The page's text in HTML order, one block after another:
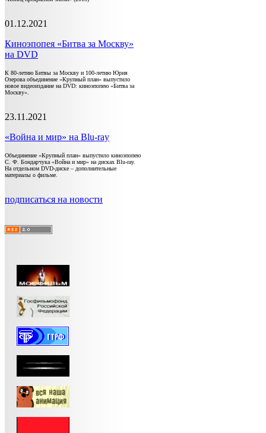
01.12.2021
Киноэпопея «Битва за Москву»
на DVD
К 80-летию Битвы за Москву и 100-летию Юрия
Озерова объединение «Крупный план» выпустило
новое видеоиздание на DVD: киноэпопею «Битва за
Москву».
23.11.2021
«Война и мир» на Blu-ray
Объединение «Крупный план» выпустило киноэпопею
С. Ф. Бондарчука «Война и мир» на дисках Blu-ray.
На отдельном DVD-диске – дополнительные
материалы о фильме.
подписаться на новости